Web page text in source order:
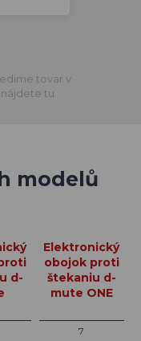
tovar v
tu.
modelů
d-
Elektronický
obojok proti
štekaniu d-
mute ONE
7